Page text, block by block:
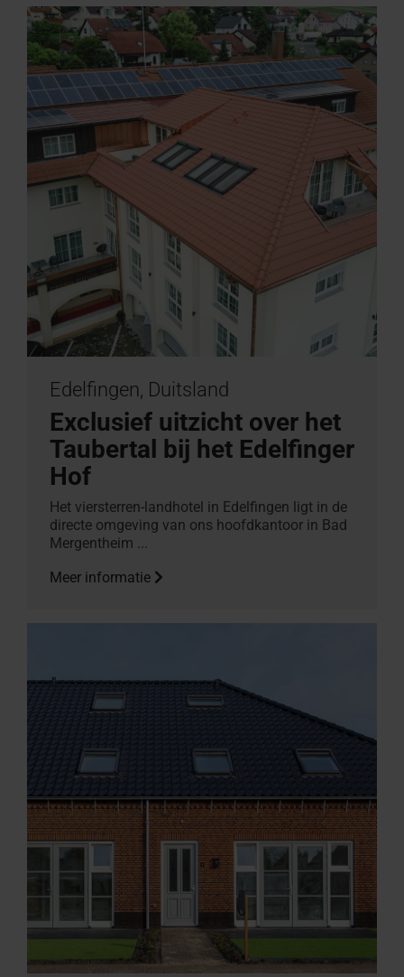
Edelfingen, Duitsland
Exclusief uitzicht over het
Taubertal bij het Edelfinger
Hof
Het viersterren-landhotel in Edelfingen ligt in de
directe omgeving van ons hoofdkantoor in Bad
Mergentheim ...
Meer informatie